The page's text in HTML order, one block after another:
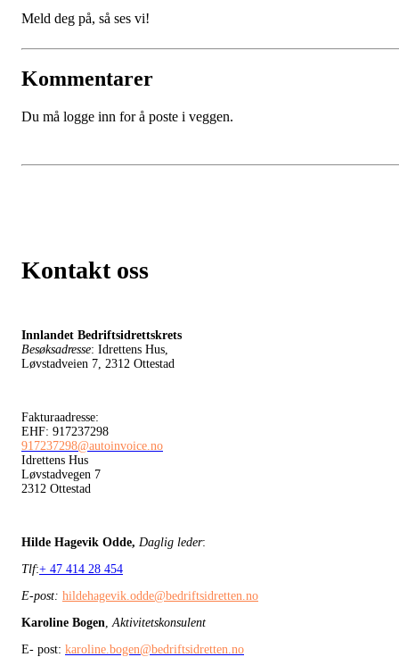
Meld deg på, så ses vi!
Kommentarer
Du må logge inn for å poste i veggen.
Kontakt oss
Innlandet Bedriftsidrettskrets
Besøksadresse: Idrettens Hus,
Løvstadveien 7, 2312 Ottestad
Fakturaadresse:
EHF: 917237298
917237298@autoinvoice.no
Idrettens Hus
Løvstadvegen 7
2312 Ottestad
Hilde Hagevik Odde, Daglig leder:
Tlf:+ 47 414 28 454
E-post: hildehagevik.odde@bedriftsidretten.no
Karoline Bogen Aktivitetskonsulent
E- post: karoline.bogen@bedriftsidretten.no